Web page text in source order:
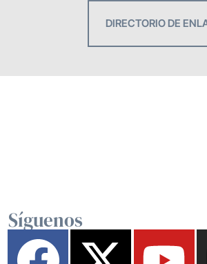
DIRECTORIO DE
Síguenos